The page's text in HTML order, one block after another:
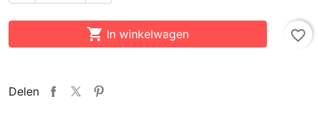
 In winkelwagen favorite_border
Delen